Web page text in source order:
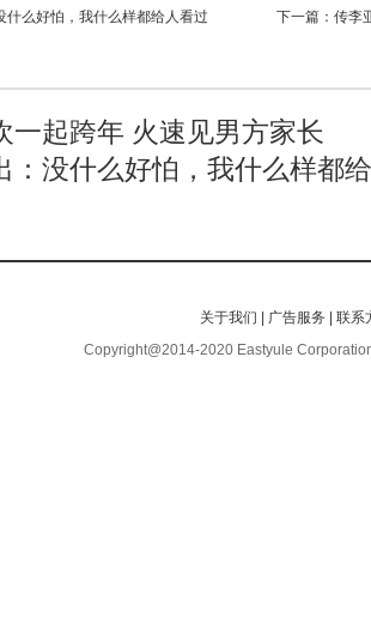
什么好怕，我什么样都给人看过 下一篇： 传李
一起跨年 火速见男方家长
：没什么好怕，我什么样都
关于我们 广告服务
联系
Copyright@2014-2020 Eastyule